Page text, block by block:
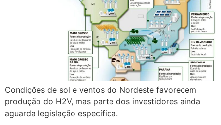
Condições de sol e ventos do Nordeste favorecem
produção do H2V, mas parte dos investidores ainda
aguarda legislação específica.